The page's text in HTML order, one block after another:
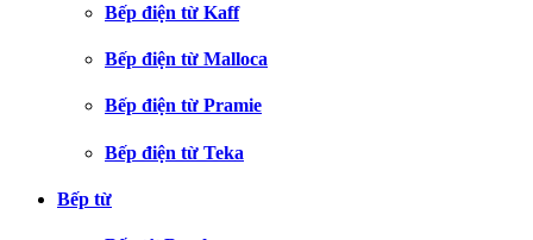
Bếp điện từ Kaff
Bếp điện từ Malloca
Bếp điện từ Pramie
Bếp điện từ Teka
Bếp từ